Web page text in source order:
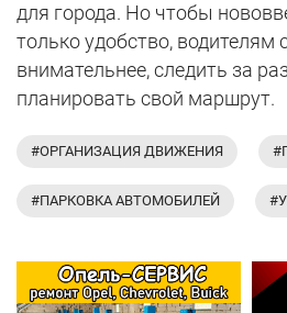
для города. Но чтобы
только удобство, водителям
внимательнее, следить за
планировать свой маршрут.
#ОРГАНИЗАЦИЯ ДВИЖЕНИЯ
#ПАРКОВКА АВТОМОБИЛЕЙ